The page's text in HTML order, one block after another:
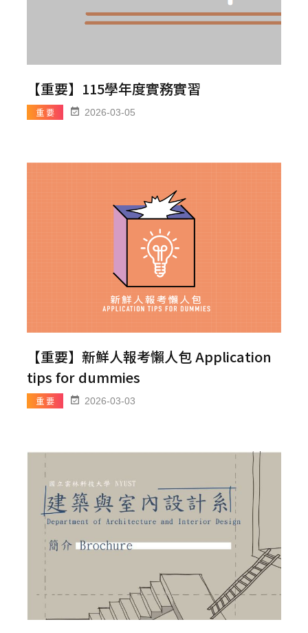
【重要】115學年度實務實習
重 要 2026-03-05
【重要】新鮮人報考懶人包 Application
tips for dummies
重 要 2026-03-03